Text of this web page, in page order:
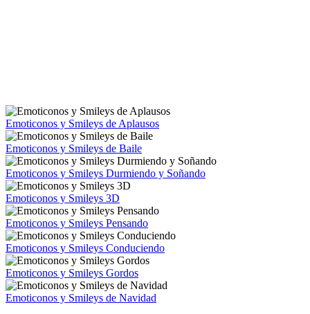
Emoticonos y Smileys de Aplausos
Emoticonos y Smileys de Baile
Emoticonos y Smileys Durmiendo y Soñando
Emoticonos y Smileys 3D
Emoticonos y Smileys Pensando
Emoticonos y Smileys Conduciendo
Emoticonos y Smileys Gordos
Emoticonos y Smileys de Navidad